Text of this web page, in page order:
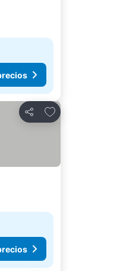
Compartir
Agregar a favoritos